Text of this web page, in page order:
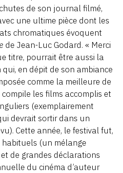
de son journal filmé,
une ultime pièce dont les
chromatiques évoquent
de Jean-Luc Godard. « Merci
titre, pourrait être aussi la
en dépit de son ambiance
comme la meilleure de
compile les films accomplis et
(exemplairement
devrait sortir dans un
Cette année, le festival fut,
(un mélange
de grandes déclarations
du cinéma d’auteur